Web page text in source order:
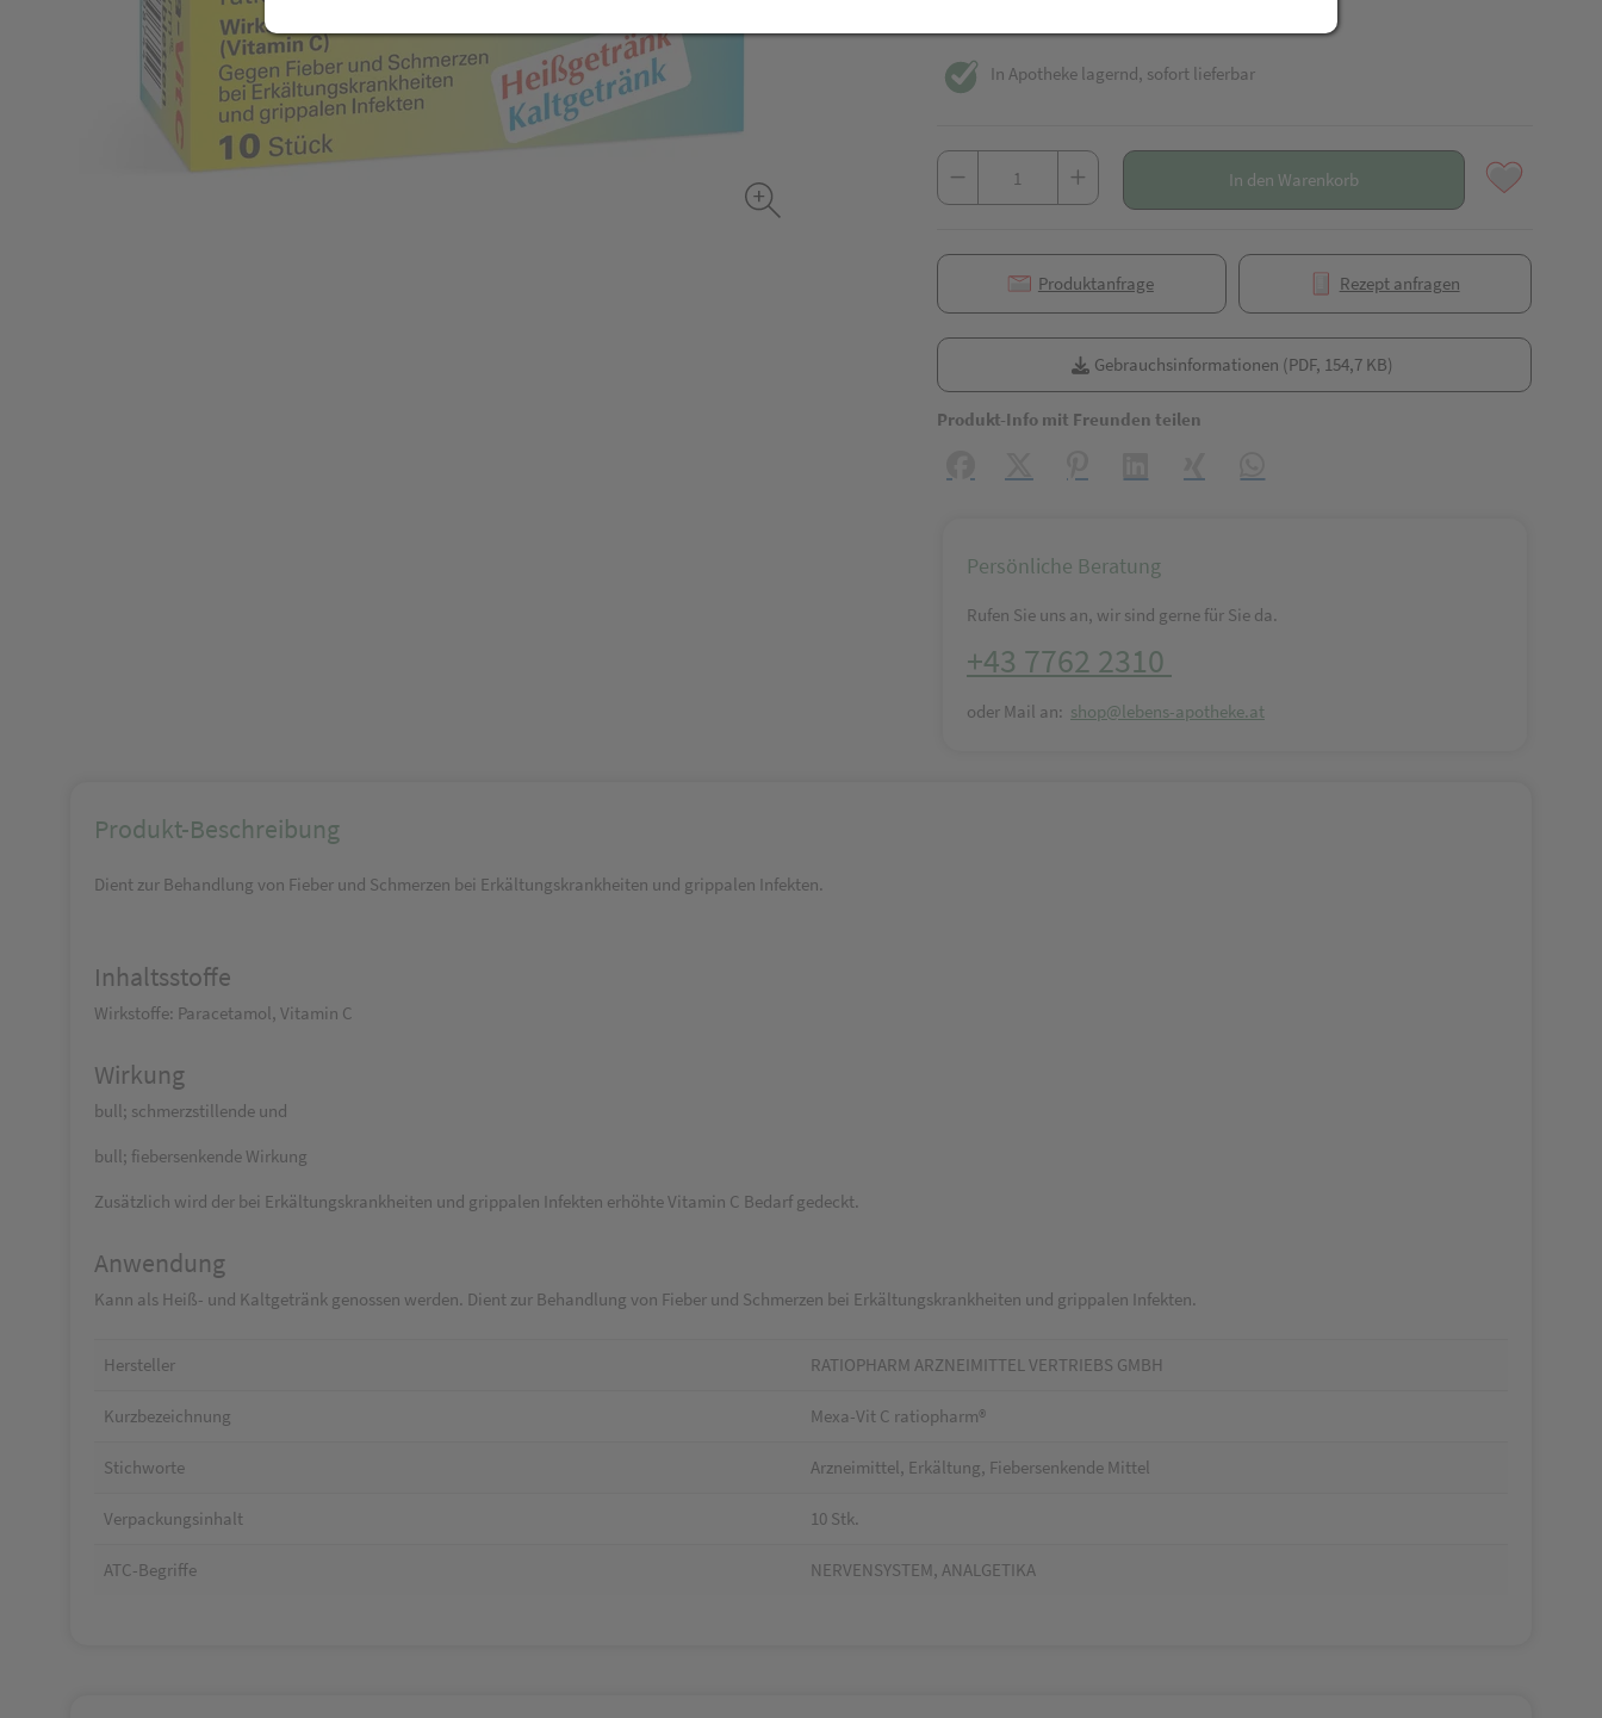
In Apotheke lagernd, sofort lieferbar
In den Warenkorb
Produktanfrage Rezept anfragen
Gebrauchsinformationen (PDF, 154,7 KB)
Produkt-Info mit Freunden teilen
Persönliche Beratung
Rufen Sie uns an, wir sind gerne für Sie da.
+43 7762 2310
oder Mail an: shop@lebens-apotheke.at
Produkt-Beschreibung
Dient zur Behandlung von Fieber und Schmerzen bei Erkältungskrankheiten und grippalen Infekten.
Inhaltsstoffe
Wirkstoffe: Paracetamol, Vitamin C
Wirkung
bull; schmerzstillende und
bull; fiebersenkende Wirkung
Zusätzlich wird der bei Erkältungskrankheiten und grippalen Infekten erhöhte Vitamin C Bedarf gedeckt.
Anwendung
Kann als Heiß- und Kaltgetränk genossen werden. Dient zur Behandlung von Fieber und Schmerzen bei Erkältungskrankheiten und grippalen Infekten.
Hersteller RATIOPHARM ARZNEIMITTEL VERTRIEBS GMBH
Kurzbezeichnung Mexa-Vit C ratiopharm®
Stichworte Arzneimittel, Erkältung, Fiebersenkende Mittel
Verpackungsinhalt 10 Stk.
ATC-Begriffe NERVENSYSTEM, ANALGETIKA